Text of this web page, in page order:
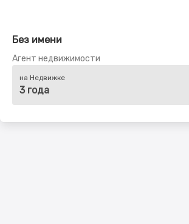
Без имени
Агент недвижимости
на Недвижке
3 года